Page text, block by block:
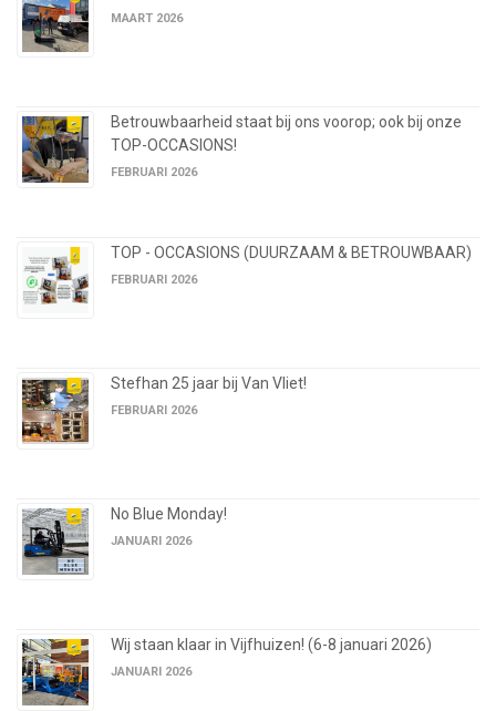
MAART 2026
Betrouwbaarheid staat bij ons voorop; ook bij onze
TOP-OCCASIONS!
FEBRUARI 2026
TOP - OCCASIONS (DUURZAAM & BETROUWBAAR)
FEBRUARI 2026
Stefhan 25 jaar bij Van Vliet!
FEBRUARI 2026
No Blue Monday!
JANUARI 2026
Wij staan klaar in Vijfhuizen! (6-8 januari 2026)
JANUARI 2026